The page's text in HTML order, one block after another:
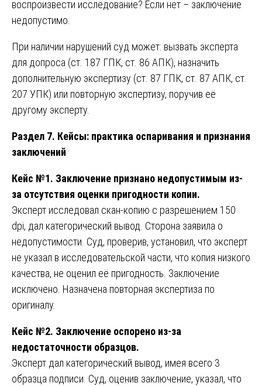
воспроизвести исследование? Если нет – заключение
недопустимо.
При наличии нарушений суд может: вызвать эксперта
для допроса (ст. 187 ГПК, ст. 86 АПК), назначить
дополнительную экспертизу (ст. 87 ГПК, ст. 87 АПК, ст.
207 УПК) или повторную экспертизу, поручив её
другому эксперту.
Раздел 7. Кейсы: практика оспаривания и признания
заключений
Кейс №1. Заключение признано недопустимым из-
за отсутствия оценки пригодности копии.
Эксперт исследовал скан-копию с разрешением 150
dpi, дал категорический вывод. Сторона заявила о
недопустимости. Суд, проверив, установил, что эксперт
не указал в исследовательской части, что копия низкого
качества, не оценил её пригодность. Заключение
исключено. Назначена повторная экспертиза по
оригиналу.
Кейс №2. Заключение оспорено из-за
недостаточности образцов.
Эксперт дал категорический вывод, имея всего 3
образца подписи. Суд, оценив заключение, указал, что